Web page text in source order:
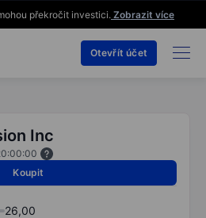
překročit investici. Zobrazit více
Otevřít účet
Inc
Koupit
26,00